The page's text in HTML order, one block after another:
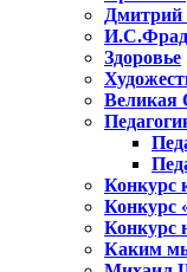
Дмитрий
Здоровье
Великая
Конкурс
Конкурс
Конкурс
Каким